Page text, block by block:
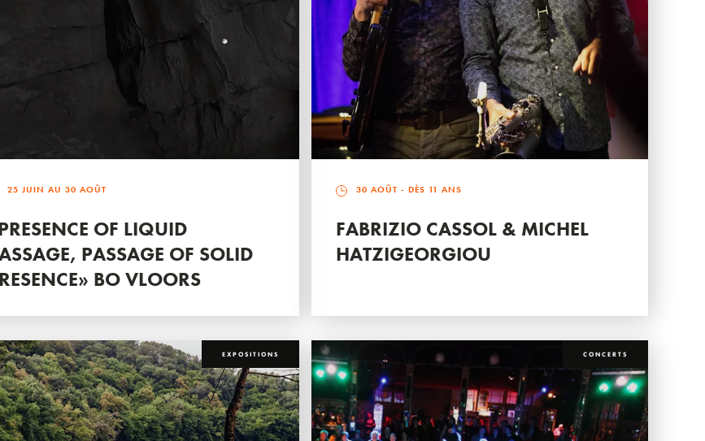
25 JUIN AU 30 AOÛT
OF LIQUID
PASSAGE OF SOLID
BO VLOORS
30 AOÛT - DÈS 11 ANS
FABRIZIO CASSOL & MICHEL
HATZIGEORGIOU
EXPOSITIONS CONCERTS